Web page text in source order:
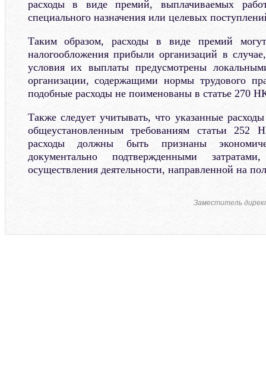
расходы в виде премий, выплачиваемых
специального назначения или целевых
Таким образом, расходы в виде премий
налогообложения прибыли организаций в
условия их выплаты предусмотрены
организации, содержащими нормы трудового
подобные расходы не поименованы в статье 270
Также следует учитывать, что указанные
общеустановленным требованиям статьи
расходы должны быть признаны
документально подтвержденными
осуществления деятельности, направленной на
Заместитель